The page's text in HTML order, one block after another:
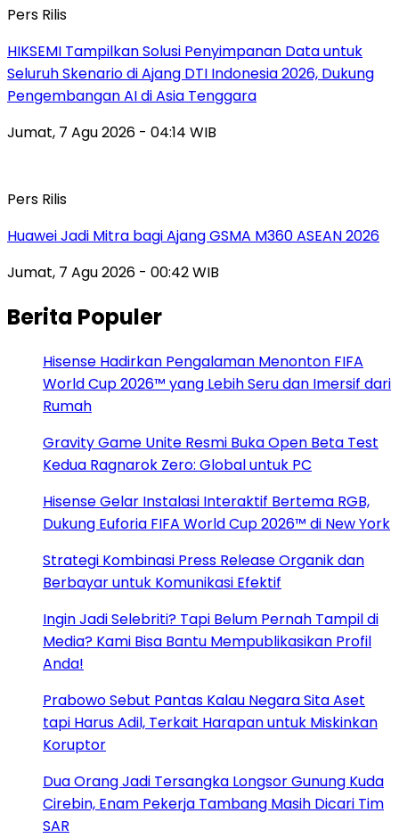
Pers Rilis
HIKSEMI Tampilkan Solusi Penyimpanan Data untuk
Seluruh Skenario di Ajang DTI Indonesia 2026, Dukung
Pengembangan AI di Asia Tenggara
Jumat, 7 Agu 2026 - 04:14 WIB
Pers Rilis
Huawei Jadi Mitra bagi Ajang GSMA M360 ASEAN 2026
Jumat, 7 Agu 2026 - 00:42 WIB
Berita Populer
Hisense Hadirkan Pengalaman Menonton FIFA
World Cup 2026™ yang Lebih Seru dan Imersif dari
Rumah
Gravity Game Unite Resmi Buka Open Beta Test
Kedua Ragnarok Zero: Global untuk PC
Hisense Gelar Instalasi Interaktif Bertema RGB,
Dukung Euforia FIFA World Cup 2026™ di New York
Strategi Kombinasi Press Release Organik dan
Berbayar untuk Komunikasi Efektif
Ingin Jadi Selebriti? Tapi Belum Pernah Tampil di
Media? Kami Bisa Bantu Mempublikasikan Profil
Anda!
Prabowo Sebut Pantas Kalau Negara Sita Aset
tapi Harus Adil, Terkait Harapan untuk Miskinkan
Koruptor
Dua Orang Jadi Tersangka Longsor Gunung Kuda
Cirebin, Enam Pekerja Tambang Masih Dicari Tim
SAR